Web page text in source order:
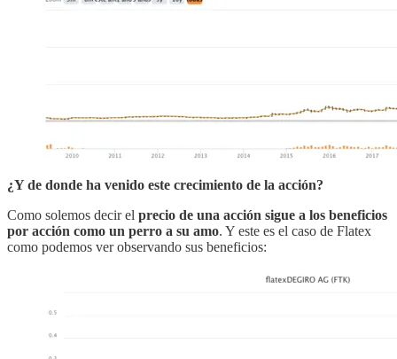
¿Y de donde ha venido este crecimiento de la acción?
Como solemos decir el precio de una acción sigue a los beneficios
por acción como un perro a su amo. Y este es el caso de Flatex
como podemos ver observando sus beneficios: